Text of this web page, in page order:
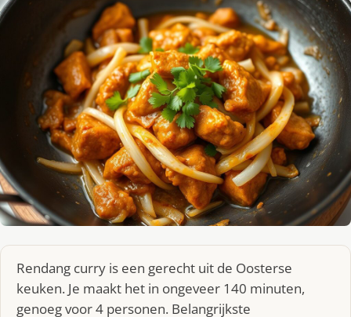
Rendang curry is een gerecht uit de Oosterse
keuken. Je maakt het in ongeveer 140 minuten,
genoeg voor 4 personen. Belangrijkste